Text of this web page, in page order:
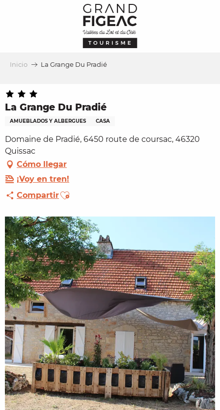
Inicio La Grange Du Pradié
La Grange Du Pradié
AMUEBLADOS Y ALBERGUES CASA
Domaine de Pradié, 6450 route de coursac, 46320
Quissac
Cómo llegar
¡Voy en tren!
CompartirAjouter aux favoris